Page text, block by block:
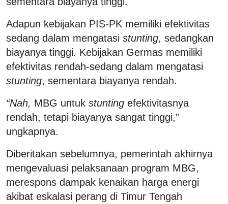
Adapun kebijakan PIS-PK memiliki efektivitas
sedang dalam mengatasi stunting, sedangkan
biayanya tinggi. Kebijakan Germas memiliki
efektivitas rendah-sedang dalam mengatasi
stunting, sementara biayanya rendah.
“Nah, MBG untuk stunting efektivitasnya
rendah, tetapi biayanya sangat tinggi,”
ungkapnya.
Diberitakan sebelumnya, pemerintah akhirnya
mengevaluasi pelaksanaan program MBG,
merespons dampak kenaikan harga energi
akibat eskalasi perang di Timur Tengah